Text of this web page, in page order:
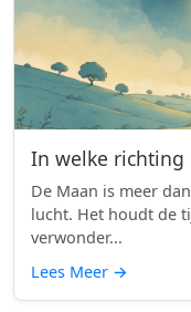
In welke richting
De Maan is meer
lucht. Het houdt de
verwonder...
Lees Meer →